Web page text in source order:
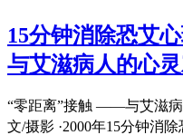
15分钟消除恐艾
与艾滋病人的心
“零距离”接触 ——与艾滋病
文/摄影 ·2000年15分钟消